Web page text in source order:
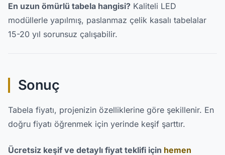
En uzun ömürlü tabela hangisi? Kaliteli LED
modüllerle yapılmış, paslanmaz çelik kasalı tabelalar
15-20 yıl sorunsuz çalışabilir.
Sonuç
Tabela fiyatı, projenizin özelliklerine göre şekillenir. En
doğru fiyatı öğrenmek için yerinde keşif şarttır.
Ücretsiz keşif ve detaylı fiyat teklifi için hemen